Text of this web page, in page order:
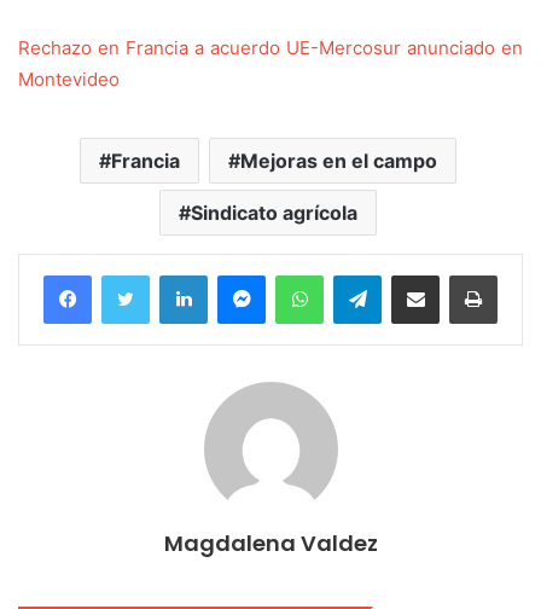
Rechazo en Francia a acuerdo UE-Mercosur anunciado en
Montevideo
Francia Mejoras en el campo
Sindicato agrícola
FacebookTwitter LinkedInMessengerWhatsAppTelegramCompartir por correo electrónico
Magdalena Valdez